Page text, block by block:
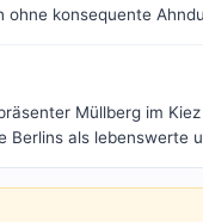
konsequente
Müllberg im
Berlins als lebenswerte